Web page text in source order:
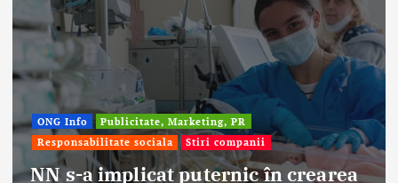
Afaceri & Economie
Publicitate, Marketing, PR
Stiri companii